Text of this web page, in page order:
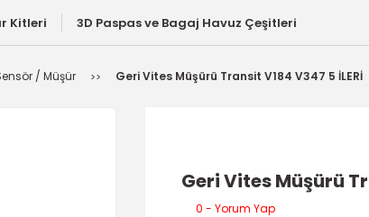
Kitleri 3D Paspas ve Bagaj Havuz Çeşitleri
/ Müşür Geri Vites Müşürü Transit V184 V347 5 İLERİ
Geri Vites Müşürü
0 - Yorum Yap